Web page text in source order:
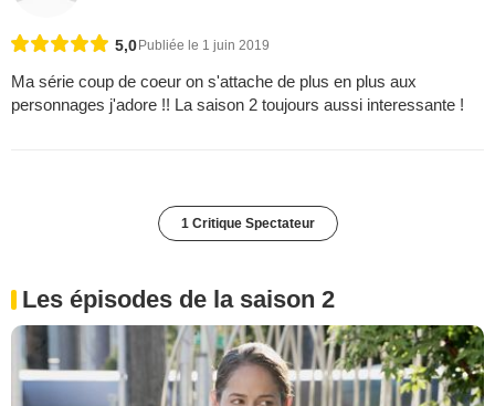
5,0Publiée le 1 juin 2019
Ma série coup de coeur on s'attache de plus en plus aux
personnages j'adore !! La saison 2 toujours aussi interessante !
1 Critique Spectateur
Les épisodes de la saison 2